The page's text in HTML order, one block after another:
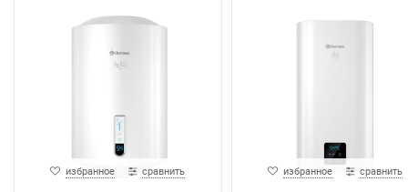
избранное сравнить избранное сравнить